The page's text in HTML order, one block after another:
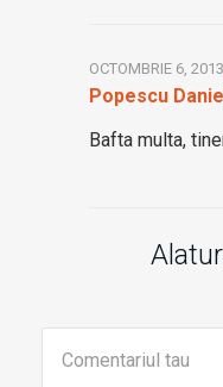
Popescu
OCTOMBRIE 6,
Bafta multa,